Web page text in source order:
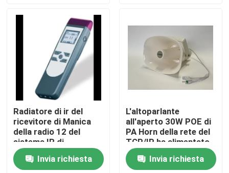
Video
Circa noi
Giro della fabbrica
Radiatore di ir del
ricevitore di Manica
della radio 12 del
sistema IR di
interpretazione
Invia richiesta
L'altoparlante
all'aperto 30W POE di
PA Horn della rete del
TCP/IP ha alimentato
Invia richiesta